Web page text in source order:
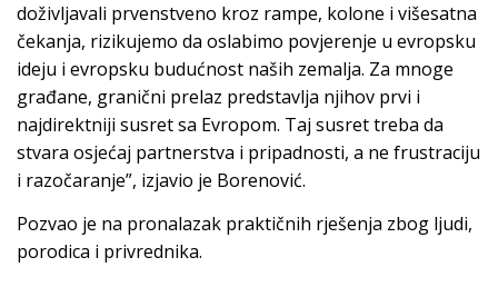
doživljavali prvenstveno kroz rampe, kolone i višesatna
čekanja, rizikujemo da oslabimo povjerenje u evropsku
ideju i evropsku budućnost naših zemalja. Za mnoge
građane, granični prelaz predstavlja njihov prvi i
najdirektniji susret sa Evropom. Taj susret treba da
stvara osjećaj partnerstva i pripadnosti, a ne frustraciju
i razočaranje”, izjavio je Borenović.
Pozvao je na pronalazak praktičnih rješenja zbog ljudi,
porodica i privrednika.